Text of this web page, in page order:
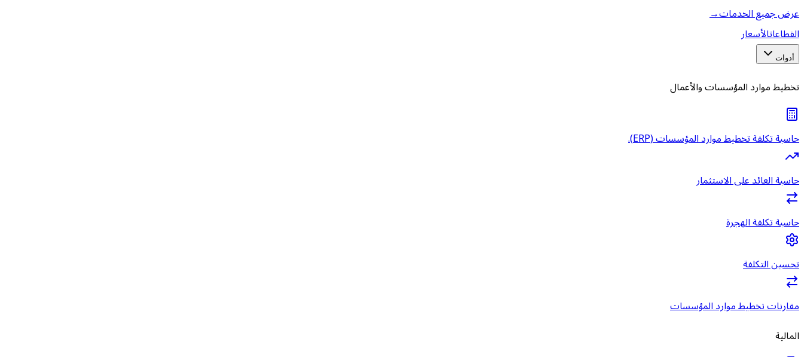
عرض جميع الخدمات→
القطاعاتالأسعار
أدوات
تخطيط موارد المؤسسات والأعمال
حاسبة تكلفة تخطيط موارد المؤسسات (ERP).
حاسبة العائد على الاستثمار
حاسبة تكلفة الهجرة
تحسين التكلفة
مقارنات تخطيط موارد المؤسسات
المالية